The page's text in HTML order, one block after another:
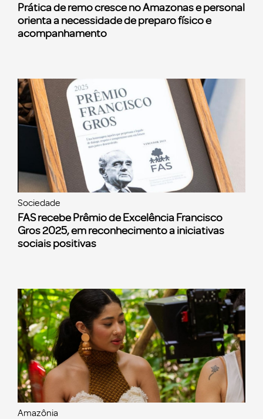
Prática de remo cresce no Amazonas e personal
orienta a necessidade de preparo físico e
acompanhamento
Sociedade
FAS recebe Prêmio de Excelência Francisco
Gros 2025, em reconhecimento a iniciativas
sociais positivas
Amazônia